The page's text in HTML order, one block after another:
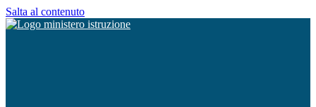
Salta al contenuto